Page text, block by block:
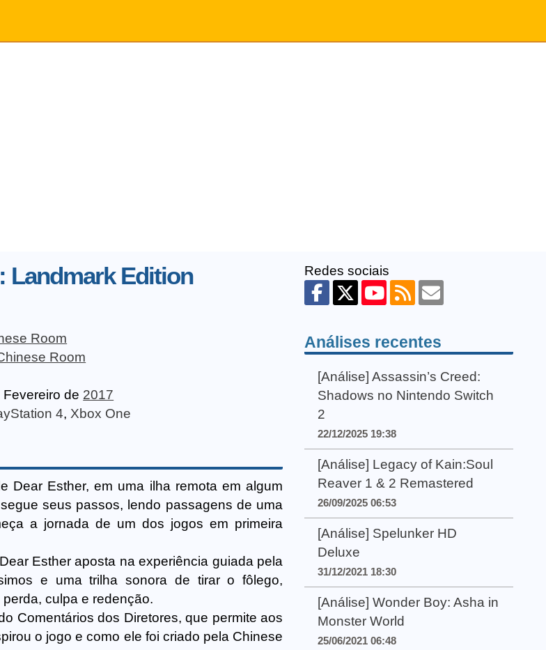
Landmark Edition
Room
Room
Fevereiro de 2017
4, Xbox One
Dear Esther, em uma ilha remota em algum
seus passos, lendo passagens de uma
a jornada de um dos jogos em primeira
Esther aposta na experiência guiada pela
e uma trilha sonora de tirar o fôlego,
culpa e redenção.
Comentários dos Diretores, que permite aos
o jogo e como ele foi criado pela Chinese
Redes sociais
Análises recentes
[Análise] Assassin’s Creed:
Shadows no Nintendo Switch
2
22/12/2025 19:38
[Análise] Legacy of Kain:Soul
Reaver 1 & 2 Remastered
26/09/2025 06:53
[Análise] Spelunker HD
Deluxe
31/12/2021 18:30
[Análise] Wonder Boy: Asha in
Monster World
25/06/2021 06:48